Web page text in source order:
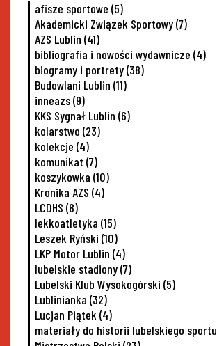
afisze sportowe (5)
Akademicki Związek Sportowy(7)
AZS Lublin (41)
bibliografia i nowości wydawnicze (4)
biogramy i portrety(38)
Budowlani Lublin (11)
inneazs(9)
KKS Sygnał Lublin (6)
kolarstwo (23)
kolekcje (4)
komunikat (7)
koszykowka (10)
Kronika AZS (4)
LCDHS (8)
lekkoatletyka (15)
Leszek Ryński (10)
LKP Motor Lublin (4)
lubelskie stadiony(7)
Lubelski Klub Wysokogórski (5)
Lublinianka (32)
Lucjan Piątek (4)
materiały do historii lubelskiego sportu